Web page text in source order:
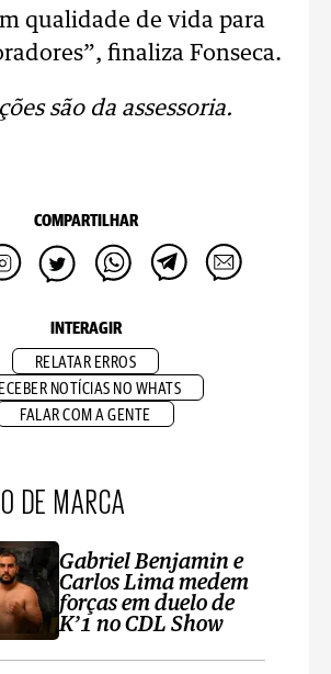
qualidade de vida para
finaliza Fonseca.
são da assessoria.
COMPARTILHAR
INTERAGIR
RELATAR ERROS
NOTÍCIAS NO WHATS
FALAR COM A GENTE
DE MARCA
Gabriel Benjamin e
Carlos Lima medem
forças em duelo de
K’1 no CDL Show